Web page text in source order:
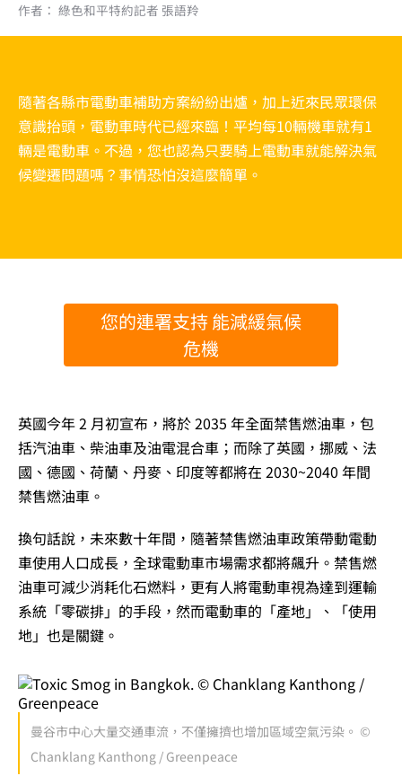
作者： 綠色和平特約記者 張語羚
隨著各縣市電動車補助方案紛紛出爐，加上近來民眾環保
意識抬頭，電動車時代已經來臨！平均每10輛機車就有1
輛是電動車。不過，您也認為只要騎上電動車就能解決氣
候變遷問題嗎？事情恐怕沒這麼簡單。
您的連署支持 能減緩氣候
危機
英國今年 2 月初宣布，將於 2035 年全面禁售燃油車，包
括汽油車、柴油車及油電混合車；而除了英國，挪威、法
國、德國、荷蘭、丹麥、印度等都將在 2030~2040 年間
禁售燃油車。
換句話說，未來數十年間，隨著禁售燃油車政策帶動電動
車使用人口成長，全球電動車市場需求都將飆升。禁售燃
油車可減少消耗化石燃料，更有人將電動車視為達到運輸
系統「零碳排」的手段，然而電動車的「產地」、「使用
地」也是關鍵。
曼谷市中心大量交通車流，不僅擁擠也增加區域空氣污染。 ©
Chanklang Kanthong / Greenpeace